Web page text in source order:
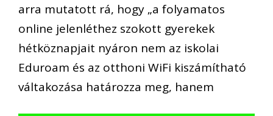
arra mutatott rá, hogy „a folyamatos
online jelenléthez szokott gyerekek
hétköznapjait nyáron nem az iskolai
Eduroam és az otthoni WiFi kiszámítható
váltakozása határozza meg, hanem